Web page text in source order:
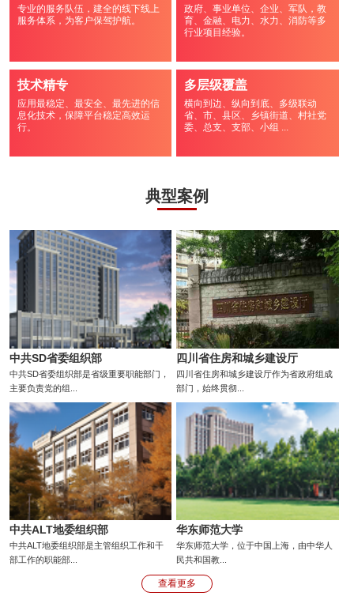
专业的服务队伍，建全的线下线上
服务体系，为客户保驾护航。
政府、事业单位、企业、军队，教
育、金融、电力、水力、消防等多
行业项目经验。
技术精专
应用最稳定、最安全、最先进的信
息化技术，保障平台稳定高效运
行。
多层级覆盖
横向到边、纵向到底、多级联动
省、市、县区、乡镇街道、村社党
委、总支、支部、小组 ...
典型案例
中共SD省委组织部
中共SD省委组织部是省级重要职能部门，
主要负责党的组...
四川省住房和城乡建设厅
四川省住房和城乡建设厅作为省政府组成
部门，始终贯彻...
中共ALT地委组织部
中共ALT地委组织部是主管组织工作和干
部工作的职能部...
华东师范大学
华东师范大学，位于中国上海，由中华人
民共和国教...
查看更多